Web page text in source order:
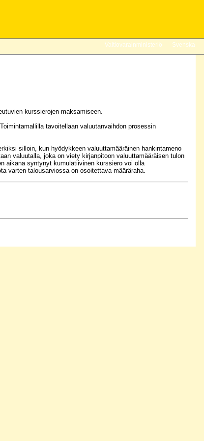
Valtiovarainministeriö Svenska
kurssierojen maksamiseen.
tavoitellaan valuutanvaihdon prosessin
silloin, kun hyödykkeen valuuttamääräinen hankintameno
valuutalla, joka on viety kirjanpitoon valuuttamääräisen tulon
aikana syntynyt kumulatiivinen kurssiero voi olla
varten talousarviossa on osoitettava määräraha.